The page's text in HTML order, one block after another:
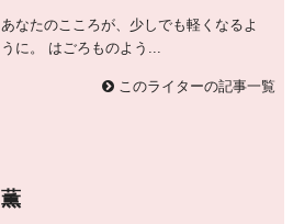
あなたのこころが、少しでも軽くなるよ
うに。 はごろものよう...
このライターの記事一覧
薫